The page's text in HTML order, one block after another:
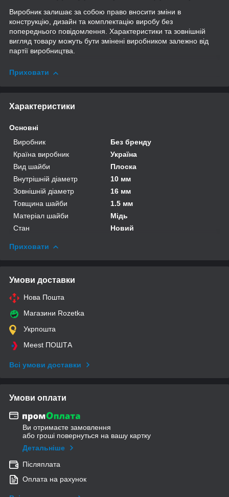
Виробник залишає за собою право вносити зміни в
конструкцію, дизайн та комплектацію виробу без
попереднього повідомлення. Характеристики та зовнішній
вигляд товару можуть бути змінені виробником залежно від
партії виробництва.
Приховати
Характеристики
Основні
Виробник
Без бренду
Країна виробник
Україна
Вид шайби
Плоска
Внутрішній діаметр
10 мм
Зовнішній діаметр
16 мм
Товщина шайби
1.5 мм
Матеріал шайби
Мідь
Стан
Новий
Приховати
Умови доставки
Нова Пошта
Магазини Rozetka
Укрпошта
Meest ПОШТА
Всі умови доставки
Умови оплати
Ви отримаєте замовлення
або гроші повернуться на вашу картку
Детальніше
Післяплата
Оплата на рахунок